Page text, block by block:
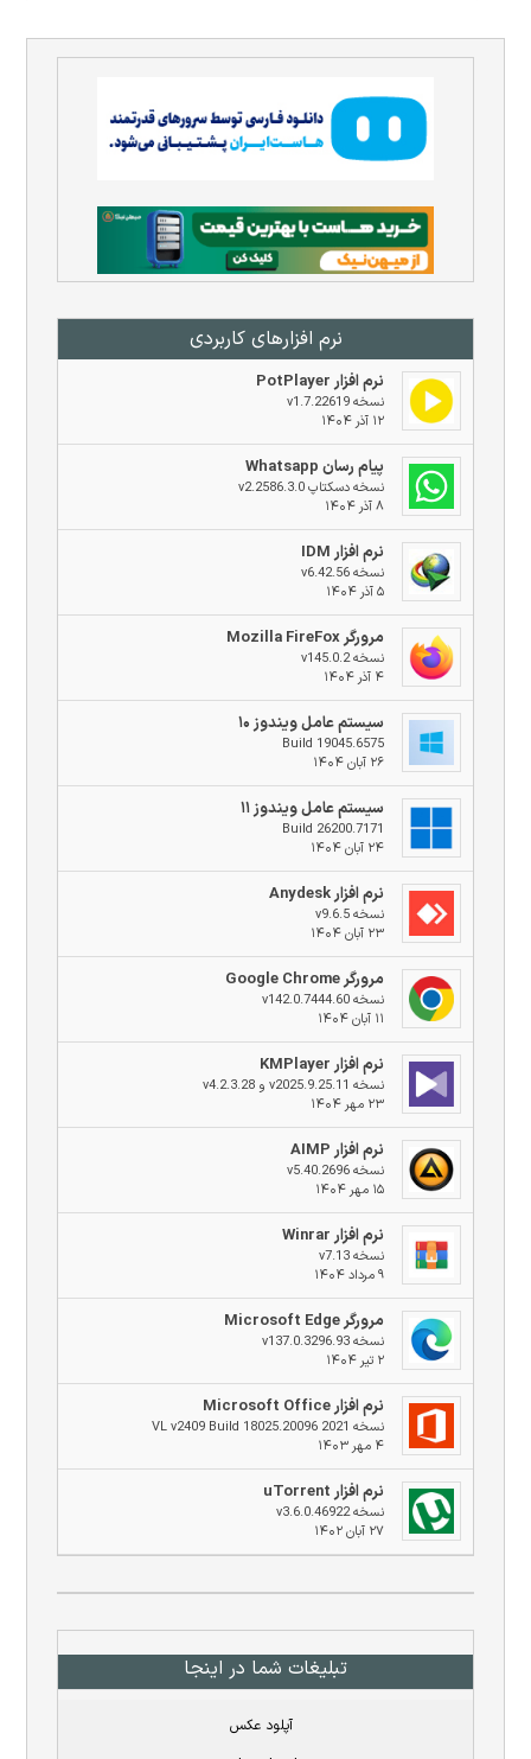
نرم افزار‌های کاربردی
نرم افزار PotPlayer
نسخه v1.7.22619
۱۲ آذر ۱۴۰۴
پیام رسان Whatsapp
نسخه دسکتاپ v2.2586.3.0
۸ آذر ۱۴۰۴
نرم افزار IDM
نسخه v6.42.56
۵ آذر ۱۴۰۴
مرورگر Mozilla FireFox
نسخه v145.0.2
۴ آذر ۱۴۰۴
سیستم عامل ویندوز ۱۰
Build 19045.6575
۲۶ آبان ۱۴۰۴
سیستم عامل ویندوز ۱۱
Build 26200.7171
۲۴ آبان ۱۴۰۴
نرم افزار Anydesk
نسخه v9.6.5
۲۳ آبان ۱۴۰۴
مرورگر Google Chrome
نسخه v142.0.7444.60
۱۱ آبان ۱۴۰۴
نرم افزار KMPlayer
نسخه v2025.9.25.11 و v4.2.3.28
۲۳ مهر ۱۴۰۴
نرم افزار AIMP
نسخه v5.40.2696
۱۵ مهر ۱۴۰۴
نرم افزار Winrar
نسخه v7.13
۹ مرداد ۱۴۰۴
مرورگر Microsoft Edge
نسخه v137.0.3296.93
۲ تیر ۱۴۰۴
نرم افزار Microsoft Office
نسخه 2021 VL v2409 Build 18025.20096
۴ مهر ۱۴۰۳
نرم افزار uTorrent
نسخه v3.6.0.46922
۲۷ آبان ۱۴۰۲
تبلیغات شما در اینجا
آپلود عکس